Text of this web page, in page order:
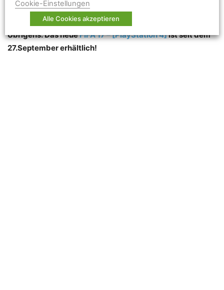
ist – im Gegesatz zum PSG.
Übrigens: Das neueFIFA 17 – [PlayStation 4]ist seit dem
27.September erhältlich!
Cookie-Einstellungen
Alle Cookies akzeptieren